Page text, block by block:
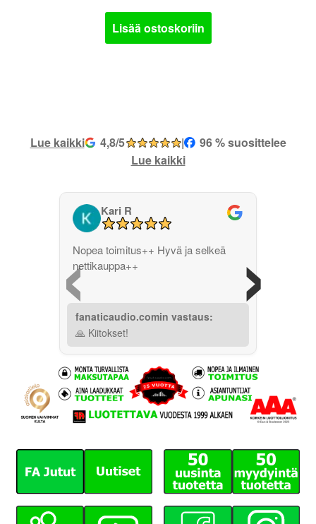
Lisää ostoskoriin
Lue kaikki 4,8/5 |
96 % suosittelee
Lue kaikki
‹
Kari R
Nopea toimitus++ Hyvä ja selkeä
nettikauppa++
fanaticaudio.comin vastaus:
🙏 Kiitokset!
›